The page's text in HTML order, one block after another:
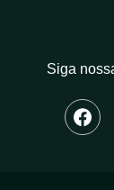
Siga